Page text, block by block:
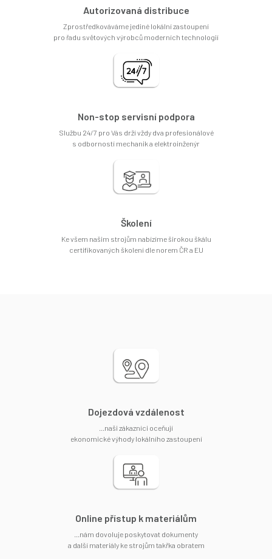
Autorizovaná distribuce
Zprostředkováváme jediné lokální zastoupení
pro řadu světových výrobců moderních technologií
Non-stop servisní podpora
Službu 24/7 pro Vás drží vždy dva profesionálové
s odborností mechanik a elektroinženýr
Školení
Ke všem našim strojům nabízíme širokou škálu
certifikovaných školení dle norem ČR a EU
Dojezdová vzdálenost
...naši zákazníci oceňují
ekonomické výhody lokálního zastoupení
Online přístup k materiálům
...nám dovoluje poskytovat dokumenty
a další materiály ke strojům takřka obratem